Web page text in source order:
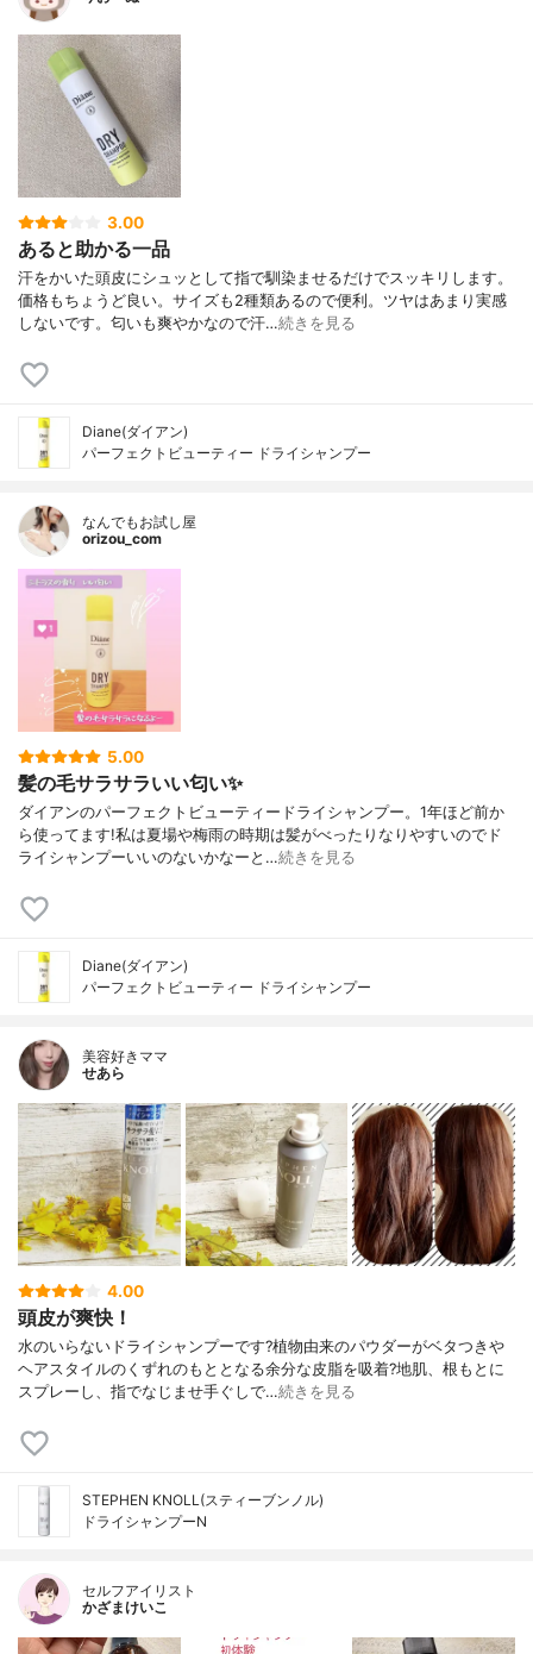
3.00
あると助かる一品
汗をかいた頭皮にシュッとして指で馴染ませるだけでスッキリします。
価格もちょうど良い。サイズも2種類あるので便利。ツヤはあまり実感
しないです。匂いも爽やかなので汗…続きを見る
Diane(ダイアン)
パーフェクトビューティー ドライシャンプー
なんでもお試し屋
orizou_com
5.00
髪の毛サラサラいい匂い✨
ダイアンのパーフェクトビューティードライシャンプー。1年ほど前か
ら使ってます!私は夏場や梅雨の時期は髪がべったりなりやすいのでド
ライシャンプーいいのないかなーと…続きを見る
Diane(ダイアン)
パーフェクトビューティー ドライシャンプー
美容好きママ
せあら
4.00
頭皮が爽快！
水のいらないドライシャンプーです?植物由来のパウダーがベタつきや
ヘアスタイルのくずれのもととなる余分な皮脂を吸着?地肌、根もとに
スプレーし、指でなじませ手ぐしで…続きを見る
STEPHEN KNOLL(スティーブンノル)
ドライシャンプーN
セルフアイリスト
かざまけいこ